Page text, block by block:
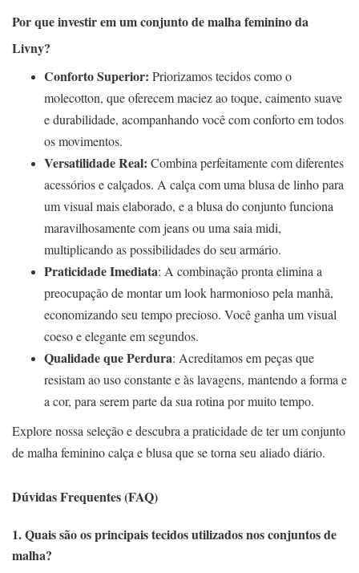
Por que investir em um conjunto de malha feminino da
Livny?
Conforto Superior: Priorizamos tecidos como o
molecotton, que oferecem maciez ao toque, caimento suave
e durabilidade, acompanhando você com conforto em todos
os movimentos.
Versatilidade Real: Combina perfeitamente com diferentes
acessórios e calçados. A calça com uma blusa de linho para
um visual mais elaborado, e a blusa do conjunto funciona
maravilhosamente com jeans ou uma saia midi,
multiplicando as possibilidades do seu armário.
Praticidade Imediata: A combinação pronta elimina a
preocupação de montar um look harmonioso pela manhã,
economizando seu tempo precioso. Você ganha um visual
coeso e elegante em segundos.
Qualidade que Perdura: Acreditamos em peças que
resistam ao uso constante e às lavagens, mantendo a forma e
a cor, para serem parte da sua rotina por muito tempo.
Explore nossa seleção e descubra a praticidade de ter um conjunto
de malha feminino calça e blusa que se torna seu aliado diário.
Dúvidas Frequentes (FAQ)
1. Quais são os principais tecidos utilizados nos conjuntos de
malha?